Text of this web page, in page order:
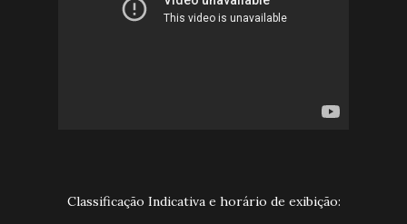
Classificação Indicativa e horário de exibição: